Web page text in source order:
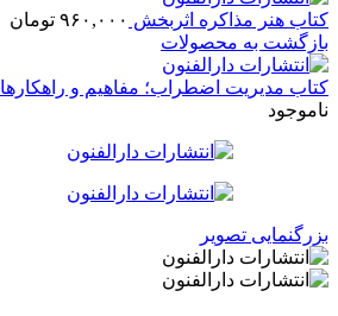
کتاب هنر مذاکره اثربخش ۹۶۰,۰۰۰ تومان
بازگشت به محصولات
کتاب مدیریت اضطراب؛ مفاهیم و راهکارها‌
ناموجود
بزرگنمایی تصویر